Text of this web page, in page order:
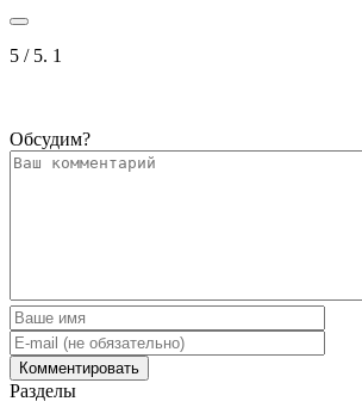
5 / 5. 1
Обсудим?
Разделы